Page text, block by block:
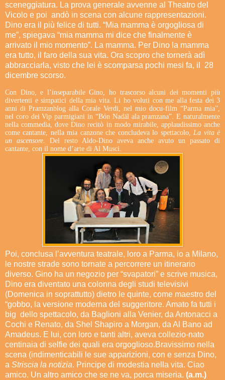
sceneggiatura. La prova generale avvenne al Theatro del
Vicolo e poi andò in scena con alcune rappresentazioni.
Dino era il più felice di tutti. “Mia mamma è orgogliosa di
me”, spiegava “mia mamma mi dice che finalmente è
arrivato il mio momento”. La mamma. Per Dino la mamma
era tutto, il faro della sua vita. Ora scopro che tornerà adì
abbracciarla, visto che lei è scomparsa pochi mesi fa, il 28
dicembre scorso.
Con Dino, e l’inseparabile Gino, ho trascorso alcuni dei momenti più
divertenti e simpatici della mia vita. Li ho voluti con me alla festa dei 3
anni di Pramzanblog alla Corale Verdi, nel mio docu-film “Parma mia”,
nel coro dei Vip parmigiani in “Bón Nadäl ala pramzana”. E naturalmente
nella commedia, dove Dino recitò in modo mirabile, applaudissimo anche
come cantante, nella mia canzone che concludeva lo spettacolo,La vita è
un ascensore. Del resto Aldo-Dino aveva anche avuto un passato di
cantante, con il nome d’arte di Al Musci.
Poi, conclusa l’avventura teatrale, loro a Parma, io a Milano,
le nostre strade sono tornate a percorrere un itinerario
diverso. Gino ha un negozio per “svapatori” e scrive musica,
Dino era diventato una colonna degli studi televisivi
(Domenica in soprattutto) dietro le quinte, come maestro del
“gobbo, la versione moderna del suggeritore. Amato fa tutti i
big dello spettacolo, da Baglioni alla Venier, da Antonacci a
Cochi e Renato, da Shel Shapiro a Morgan, da Al Bano ad
Amadeus. E lui, con loro e tanti altri, aveva collezio-nato
centinaia di selfie dei quali era orgoglioso.Bravissimo nella
scena (indimenticabili le sue apparizioni, con e senza Dino,
a Striscia la notizia. Principe di modestia nella vita. Ciao
amico. Un altro amico che se ne va, porca miseria. (a.m.)